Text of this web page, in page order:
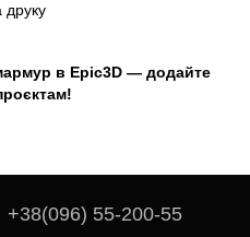
друку
в Epic3D — додайте
+38(096) 55-200-55